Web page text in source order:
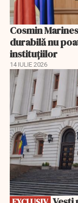
Cosmin
durabilă nu
instituțiilor
14 IULIE 2026
EXCLUSIV